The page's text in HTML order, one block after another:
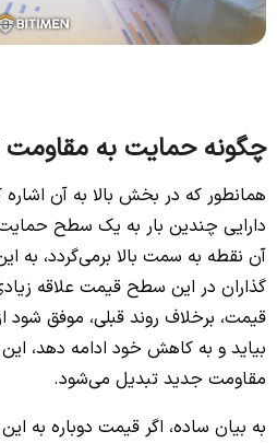
چگونه حمایت به
همانطور که در بخش بالا به آن
دارایی چندین بار به یک سطح حمایت
آن نقطه به سمت بالا برمی‌گردد، به
گذاران در این سطح قیمت علاقه
قیمت، برخلاف روند قبلی، موفق
بیاید و به کاهش خود ادامه
مقاومت جدید تبدیل می‌شود.
به بیان ساده، اگر قیمت دوباره به